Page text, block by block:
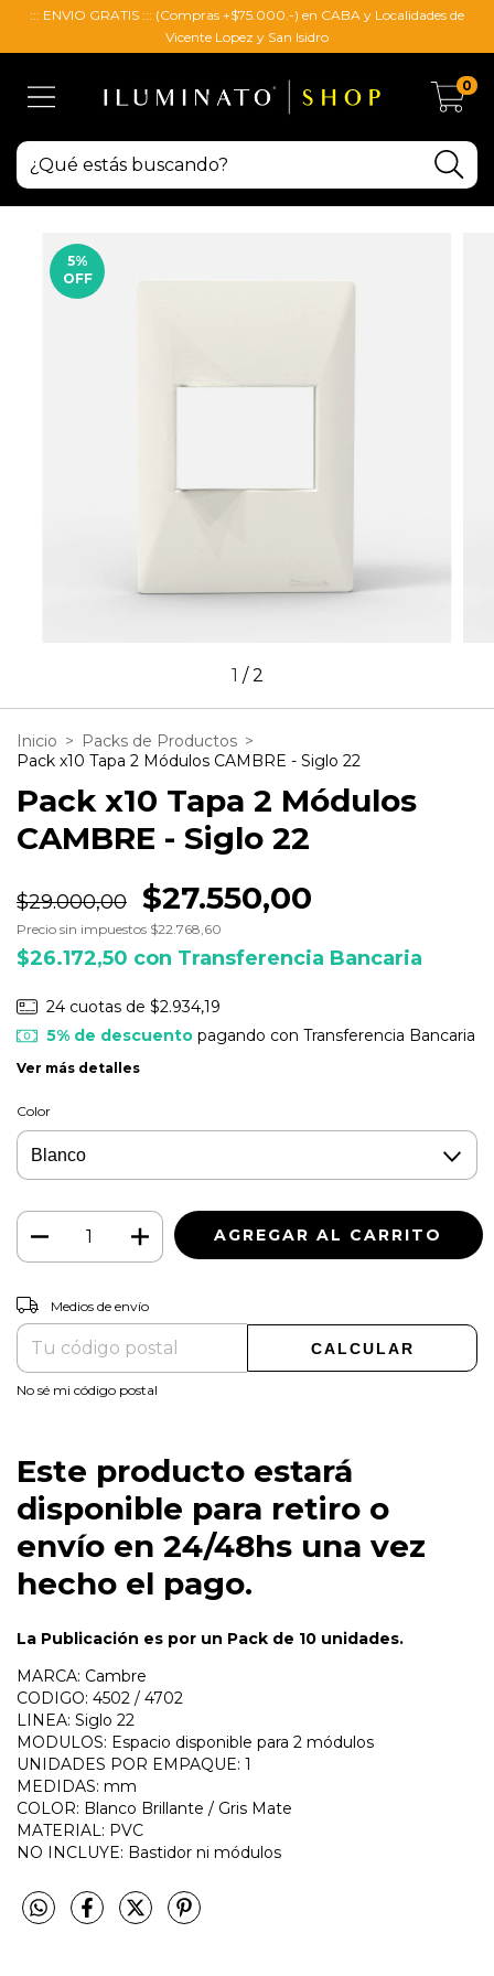
::: ENVIO GRATIS ::: (Compras +$75.000.-) en CABA y Localidades de
Vicente Lopez y San Isidro
0
5%
OFF
1 /2
Inicio > Packs de Productos >
Pack x10 Tapa 2 Módulos CAMBRE - Siglo 22
Pack x10 Tapa 2 Módulos
CAMBRE - Siglo 22
$29.000,00 $27.550,00
Precio sin impuestos $22.768,60
$26.172,50 con Transferencia Bancaria
24 cuotas de $2.934,19
5% de descuentopagando con Transferencia Bancaria
Ver más detalles
Color
Entregas para el CP:
Medios de envío
CALCULAR
No sé mi código postal
Este producto estará
disponible para retiro o
envío en 24/48hs una vez
hecho el pago.
La Publicación es por un Pack de 10 unidades.
MARCA: Cambre
CODIGO: 4502 / 4702
LINEA: Siglo 22
MODULOS: Espacio disponible para 2 módulos
UNIDADES POR EMPAQUE: 1
MEDIDAS: mm
COLOR: Blanco Brillante / Gris Mate
MATERIAL: PVC
NO INCLUYE: Bastidor ni módulos